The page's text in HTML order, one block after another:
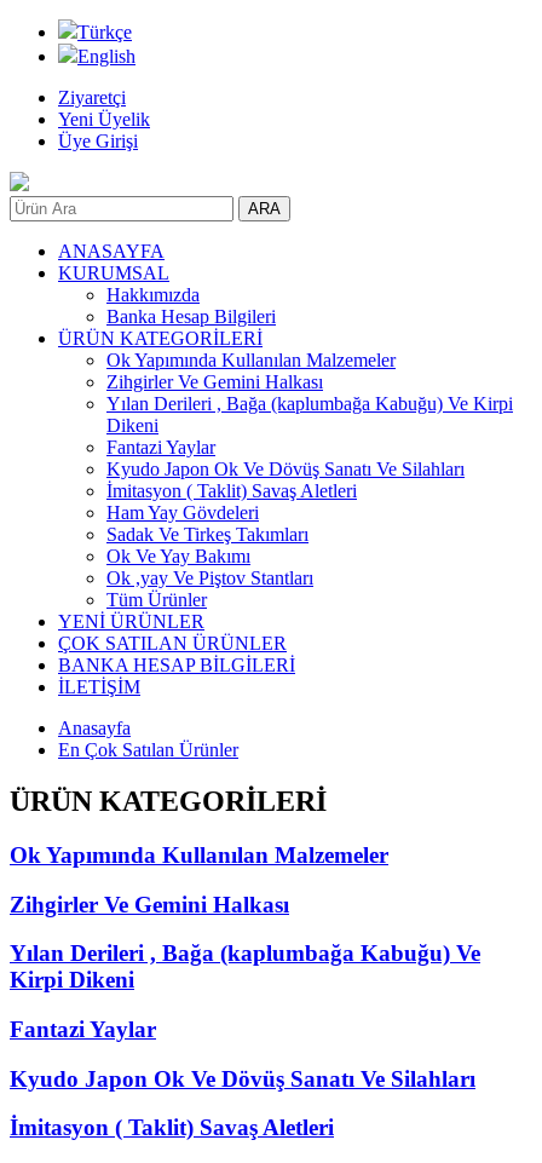
Türkçe
English
Ziyaretçi
Yeni Üyelik
Üye Girişi
ANASAYFA
KURUMSAL
Hakkımızda
Banka Hesap Bilgileri
ÜRÜN KATEGORİLERİ
Ok Yapımında Kullanılan Malzemeler
Zihgirler Ve Gemini Halkası
Yılan Derileri , Bağa (kaplumbağa Kabuğu) Ve Kirpi
Dikeni
Fantazi Yaylar
Kyudo Japon Ok Ve Dövüş Sanatı Ve Silahları
İmitasyon ( Taklit) Savaş Aletleri
Ham Yay Gövdeleri
Sadak Ve Tirkeş Takımları
Ok Ve Yay Bakımı
Ok ,yay Ve Piştov Stantları
Tüm Ürünler
YENİ ÜRÜNLER
ÇOK SATILAN ÜRÜNLER
BANKA HESAP BİLGİLERİ
İLETİŞİM
Anasayfa
En Çok Satılan Ürünler
ÜRÜN KATEGORİLERİ
Ok Yapımında Kullanılan Malzemeler
Zihgirler Ve Gemini Halkası
Yılan Derileri , Bağa (kaplumbağa Kabuğu) Ve
Kirpi Dikeni
Fantazi Yaylar
Kyudo Japon Ok Ve Dövüş Sanatı Ve Silahları
İmitasyon ( Taklit) Savaş Aletleri